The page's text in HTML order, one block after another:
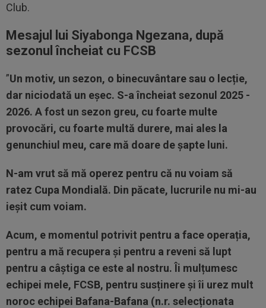
Club.
Mesajul lui Siyabonga Ngezana, după
sezonul încheiat cu FCSB
”Un motiv, un sezon, o binecuvântare sau o lecție,
dar niciodată un eșec. S-a încheiat sezonul 2025 -
2026. A fost un sezon greu, cu foarte multe
provocări, cu foarte multă durere, mai ales la
genunchiul meu, care mă doare de șapte luni.
N-am vrut să mă operez pentru că nu voiam să
ratez Cupa Mondială. Din păcate, lucrurile nu mi-au
ieșit cum voiam.
Acum, e momentul potrivit pentru a face operația,
pentru a mă recupera și pentru a reveni să lupt
pentru a câștiga ce este al nostru. Îi mulțumesc
echipei mele, FCSB, pentru susținere și îi urez mult
noroc echipei Bafana-Bafana (n.r. selecționata